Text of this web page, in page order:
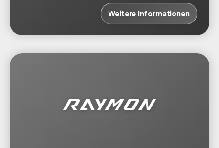
Weitere Informationen